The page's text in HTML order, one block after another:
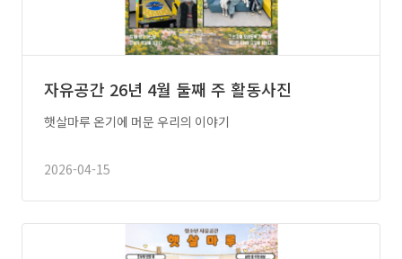
자유공간 26년 4월 둘째 주 활동사진
햇살마루 온기에 머문 우리의 이야기
2026-04-15